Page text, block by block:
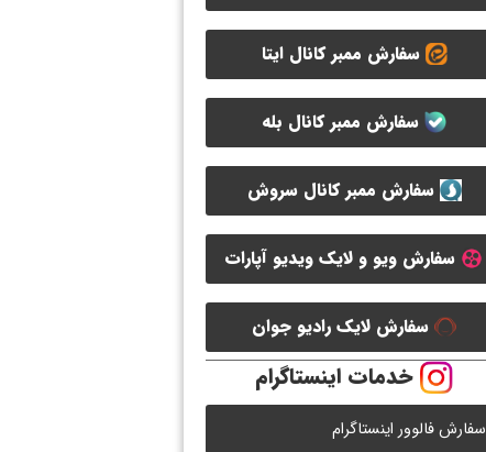
سفارش ممبر کانال ایتا
سفارش ممبر کانال بله
سفارش ممبر کانال سروش
سفارش ویو و لایک ویدیو آپارات
سفارش لایک رادیو جوان
خدمات اینستاگرام
سفارش فالوور اینستاگرام